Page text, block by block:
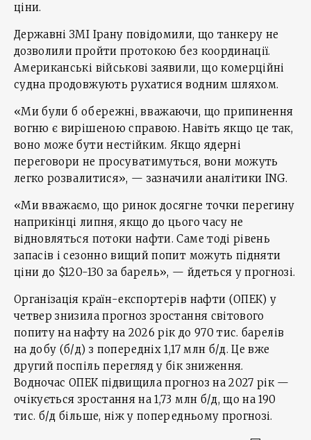
ціни.
Державні ЗМІ Ірану повідомили, що танкеру не
дозволили пройти протокою без координації.
Американські військові заявили, що комерційні
судна продовжують рухатися водним шляхом.
«Ми були б обережні, вважаючи, що припинення
вогню є вирішеною справою. Навіть якщо це так,
воно може бути нестійким. Якщо ядерні
переговори не просуватимуться, вони можуть
легко розвалитися», — зазначили аналітики ING.
«Ми вважаємо, що ринок досягне точки перегину
наприкінці липня, якщо до цього часу не
відновляться потоки нафти. Саме тоді рівень
запасів і сезонно вищий попит можуть підняти
ціни до $120-130 за барель», — йдеться у прогнозі.
Організація країн-експортерів нафти (ОПЕК) у
четвер знизила прогноз зростання світового
попиту на нафту на 2026 рік до 970 тис. барелів
на добу (б/д) з попередніх 1,17 млн б/д. Це вже
другий поспіль перегляд у бік зниження.
Водночас ОПЕК підвищила прогноз на 2027 рік —
очікується зростання на 1,73 млн б/д, що на 190
тис. б/д більше, ніж у попередньому прогнозі.